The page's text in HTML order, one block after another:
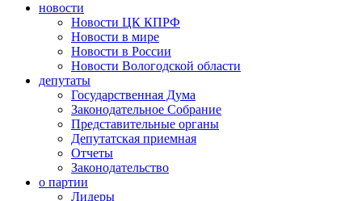
новости
Новости ЦК КПРФ
Новости в мире
Новости в России
Новости Вологодской области
депутаты
Государственная Дума
Законодательное Собрание
Представительные органы
Депутатская приемная
Отчеты
Законодательство
о партии
Лидеры